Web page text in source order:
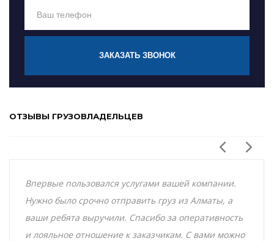
ЗАКАЗАТЬ ЗВОНОК
ОТЗЫВЫ ГРУЗОВЛАДЕЛЬЦЕВ
Впервые пользовался услугами вашей компании.
Нужно было срочно отправить груз из Алматы, а
ваши ребята выручили. Спасибо за оперативность
и лояльное отношение к заказчикам. С вами можно